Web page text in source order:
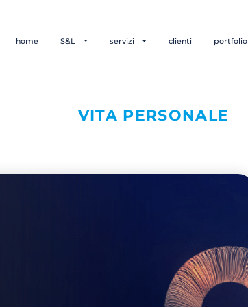
home S&L servizi clienti portfolio
VITA PERSONALE